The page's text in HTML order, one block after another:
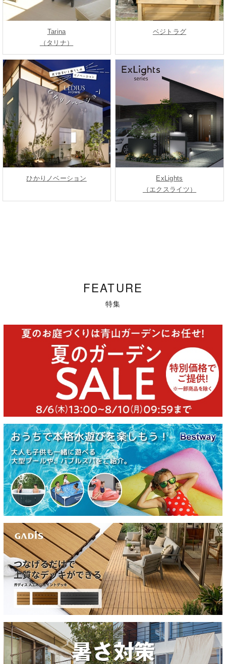
Tarina
（タリナ）
ベジトラグ
ひかりノベーション
ExLights
（エクスライツ）
FEATURE
特集